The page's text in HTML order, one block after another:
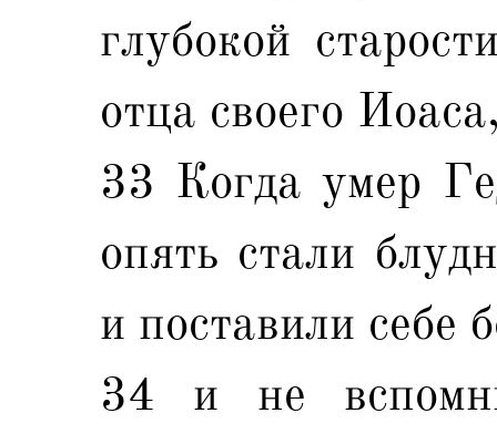
глубокой
отца своего
33 Когда умер
опять стали
и поставили себе
34 и не